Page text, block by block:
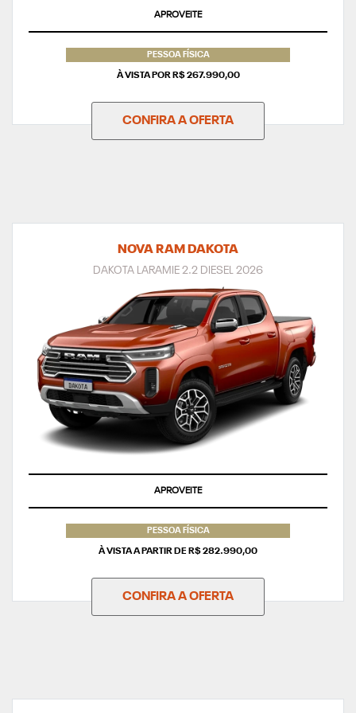
APROVEITE
PESSOA FÍSICA
À VISTA POR R$ 267.990,00
CONFIRA A OFERTA
NOVA RAM DAKOTA
DAKOTA LARAMIE 2.2 DIESEL 2026
APROVEITE
PESSOA FÍSICA
À VISTA A PARTIR DE R$ 282.990,00
CONFIRA A OFERTA